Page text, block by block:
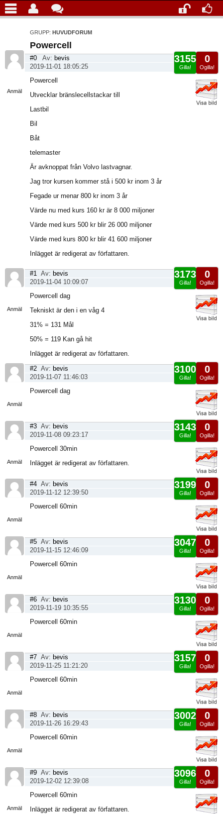
GRUPP: HUVUDFORUM
Anmäl
Powercell
0
Ogilla!
3155
Gilla!
#0 Av: bevis
2019-11-01 18:05:25
Powercell
Utvecklar bränslecellstackar till
Lastbil
Bil
Båt
telemaster
Är avknoppat från Volvo lastvagnar.
Jag tror kursen kommer stå i 500 kr inom 3 år
Fegade ur menar 800 kr inom 3 år
Värde nu med kurs 160 kr är 8 000 miljoner
Värde med kurs 500 kr blir 26 000 miljoner
Värde med kurs 800 kr blir 41 600 miljoner
Inlägget är redigerat av författaren.
Anmäl
0
Ogilla!
3173
Gilla!
#1 Av: bevis
2019-11-04 10:09:07
Powercell dag
Tekniskt är den i en våg 4
31% = 131 Mål
50% = 119 Kan gå hit
Inlägget är redigerat av författaren.
Anmäl
0
Ogilla!
3100
Gilla!
#2 Av: bevis
2019-11-07 11:46:03
Powercell dag
Anmäl
0
Ogilla!
3143
Gilla!
#3 Av: bevis
2019-11-08 09:23:17
Powercell 30min
Inlägget är redigerat av författaren.
Anmäl
0
Ogilla!
3199
Gilla!
#4 Av: bevis
2019-11-12 12:39:50
Powercell 60min
Anmäl
0
Ogilla!
3047
Gilla!
#5 Av: bevis
2019-11-15 12:46:09
Powercell 60min
Anmäl
0
Ogilla!
3130
Gilla!
#6 Av: bevis
2019-11-19 10:35:55
Powercell 60min
Anmäl
0
Ogilla!
3157
Gilla!
#7 Av: bevis
2019-11-25 11:21:20
Powercell 60min
Anmäl
0
Ogilla!
3002
Gilla!
#8 Av: bevis
2019-11-26 16:29:43
Powercell 60min
Anmäl
0
Ogilla!
3096
Gilla!
#9 Av: bevis
2019-12-02 12:39:08
Powercell 60min
Inlägget är redigerat av författaren.